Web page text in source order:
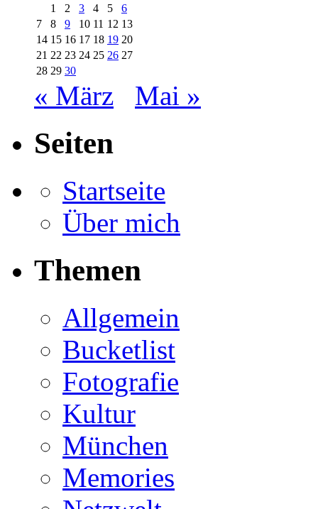
1
2 3 4 5
6
7
8 9 10 11 12 13
14 15 16 17 18 19 20
21 22 23 24 25 26 27
28 29 30
« März Mai »
Seiten
Startseite
Über mich
Themen
Allgemein
Bucketlist
Fotografie
Kultur
München
Memories